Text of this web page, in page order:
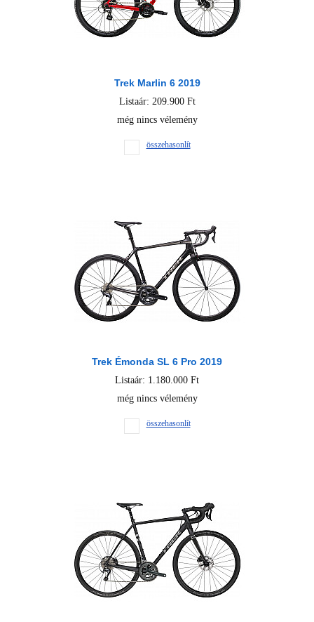
Trek Marlin 6 2019
Listaár: 209.900 Ft
még nincs vélemény
összehasonlít
Trek Émonda SL 6 Pro 2019
Listaár: 1.180.000 Ft
még nincs vélemény
összehasonlít